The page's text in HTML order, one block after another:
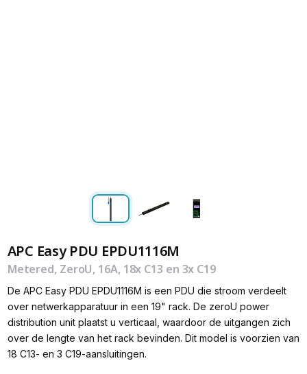
APC Easy PDU EPDU1116M
Metered, ZeroU, 16A, 18x C13 en 3x C19
De APC Easy PDU EPDU1116M is een PDU die stroom verdeelt
over netwerkapparatuur in een 19" rack. De zeroU power
distribution unit plaatst u verticaal, waardoor de uitgangen zich
over de lengte van het rack bevinden. Dit model is voorzien van
18 C13- en 3 C19-aansluitingen.